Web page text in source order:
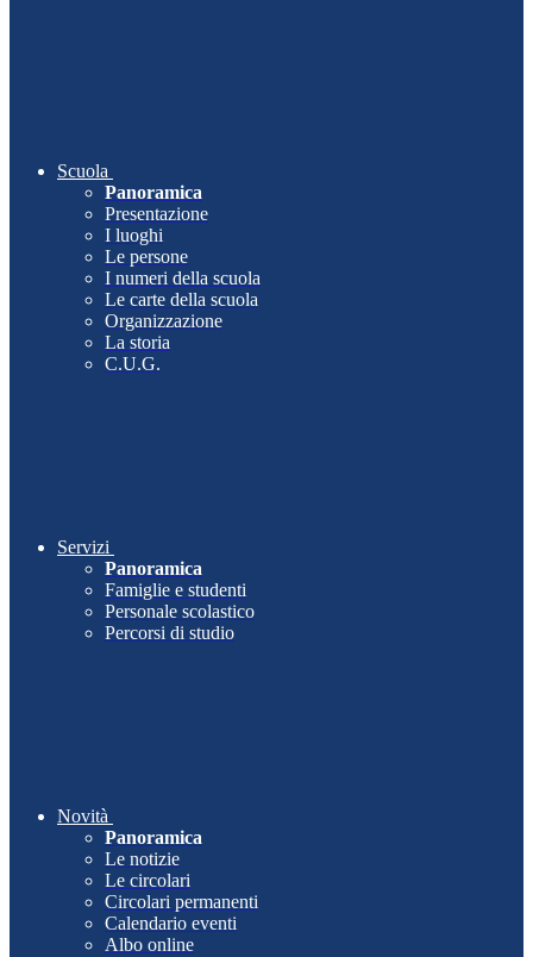
Scuola
Panoramica
Presentazione
I luoghi
Le persone
I numeri della scuola
Le carte della scuola
Organizzazione
La storia
C.U.G.
Servizi
Panoramica
Famiglie e studenti
Personale scolastico
Percorsi di studio
Novità
Panoramica
Le notizie
Le circolari
Circolari permanenti
Calendario eventi
Albo online